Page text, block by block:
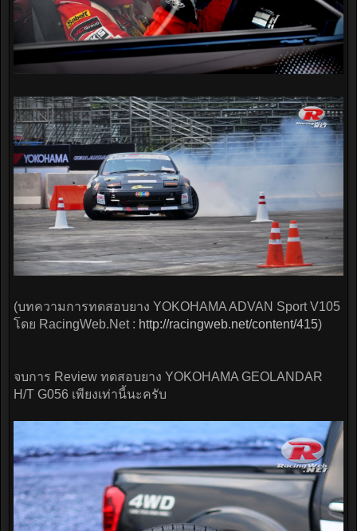
(บทความการทดสอบยาง YOKOHAMA ADVAN Sport V105
โดย RacingWeb.Net : http://racingweb.net/content/415)
จบการ Review ทดสอบยาง YOKOHAMA GEOLANDAR
H/T G056 เพียงเท่านี้นะครับ